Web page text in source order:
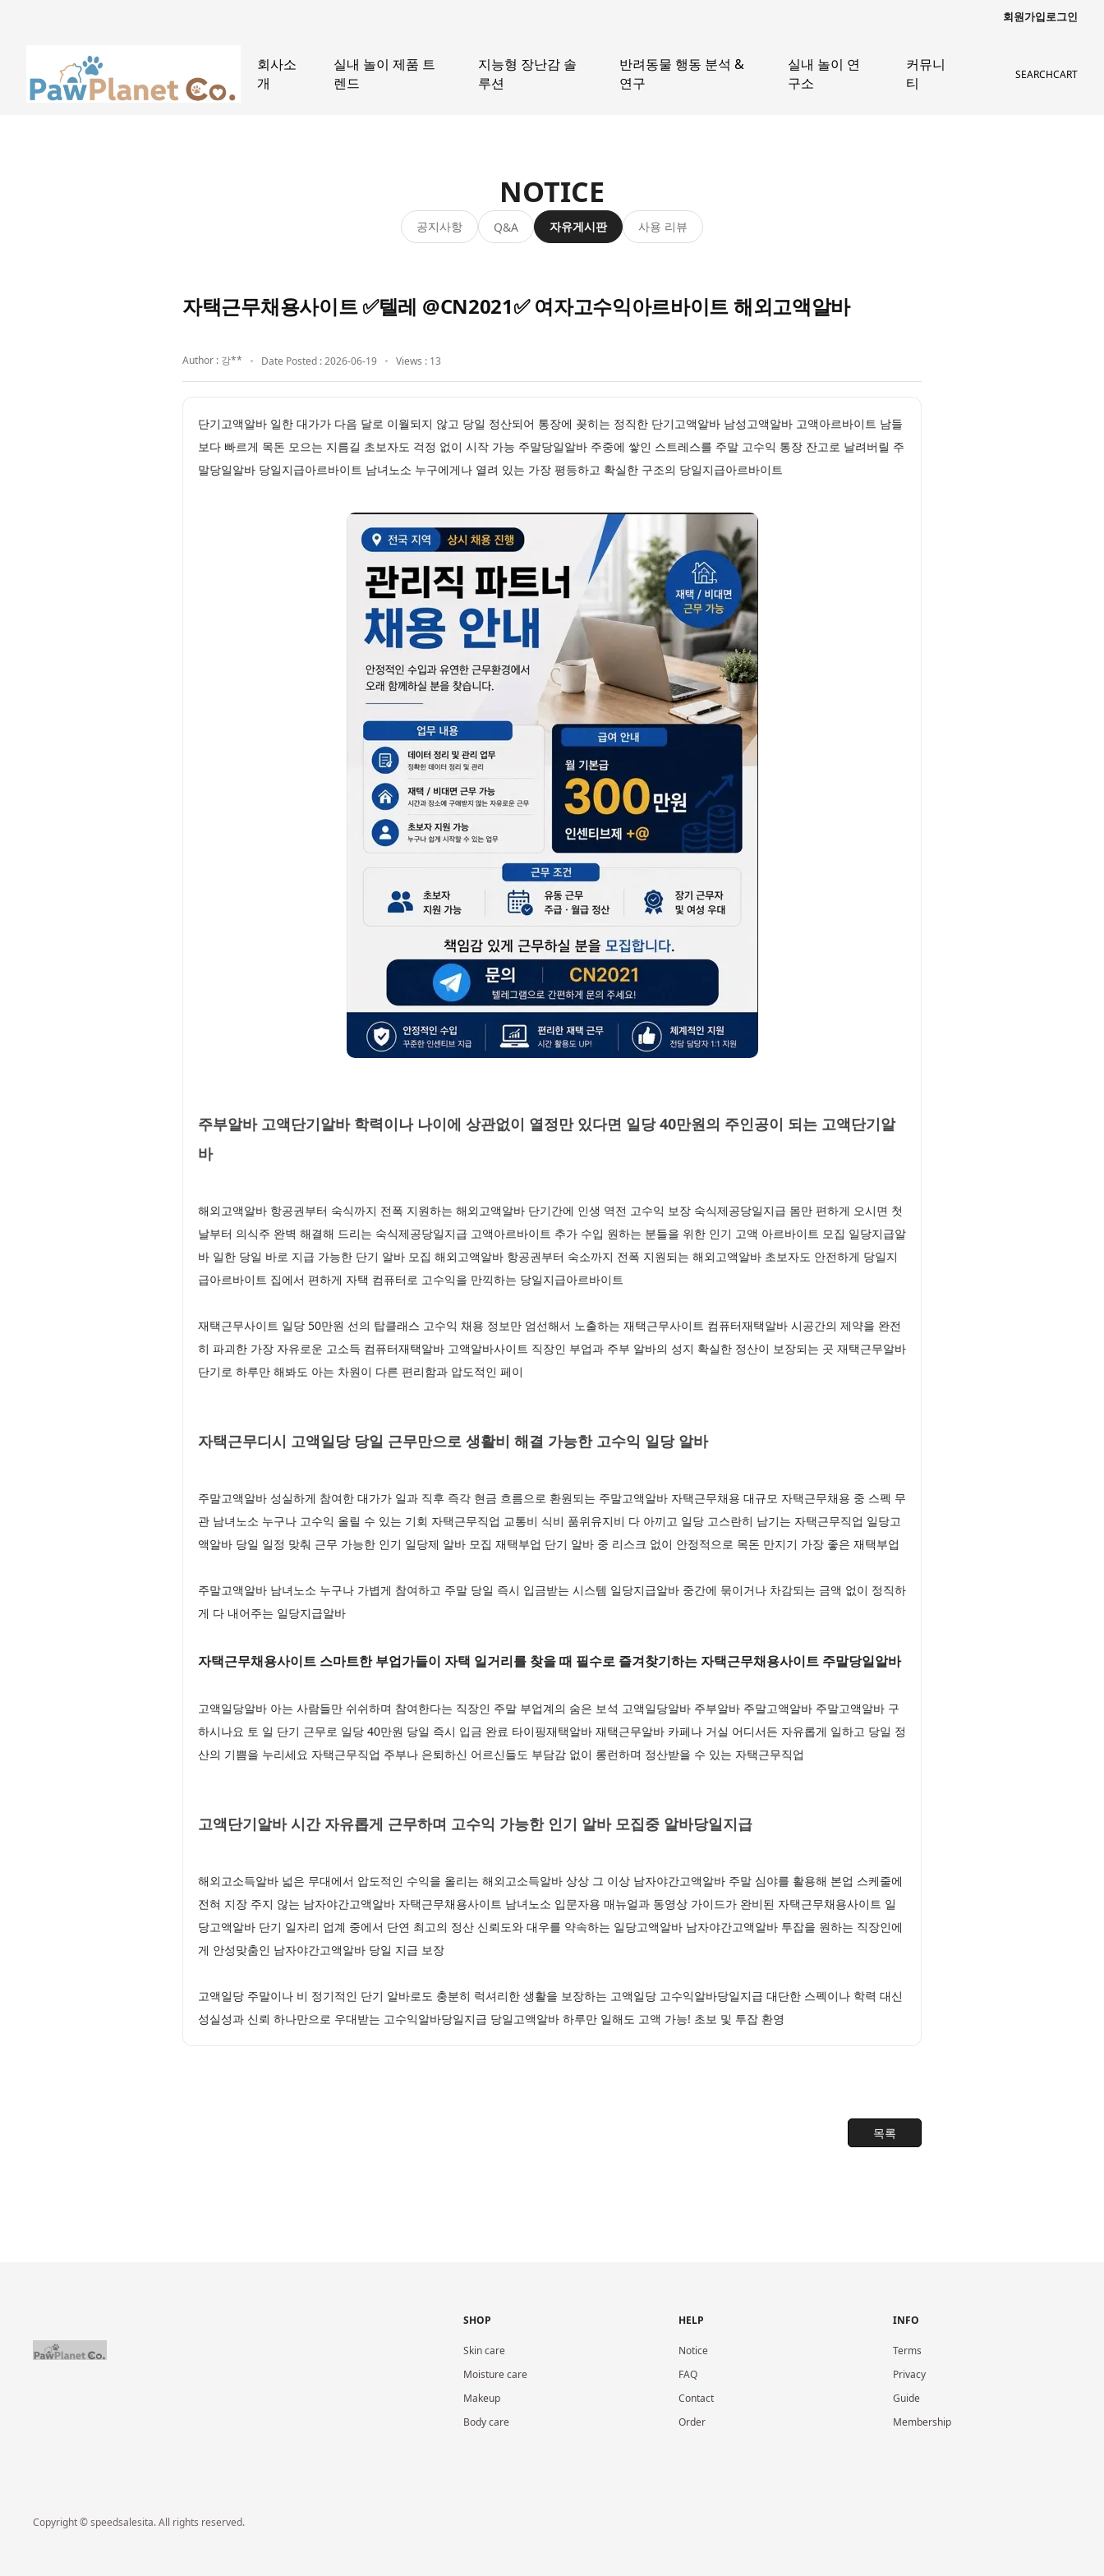
회원가입로그인
회사소
개
실내 놀이 제품 트
렌드
지능형 장난감 솔
루션
반려동물 행동 분석 &
연구
실내 놀이 연
구소
커뮤니
티
SEARCHCART
NOTICE
공지사항 Q&A 자유게시판 사용 리뷰
자택근무채용사이트 ✅텔레 @CN2021✅ 여자고수익아르바이트 해외고액알바
Author : 강** Date Posted : 2026-06-19 Views : 13
단기고액알바 일한 대가가 다음 달로 이월되지 않고 당일 정산되어 통장에 꽂히는 정직한 단기고액알바 남성고액알바 고액아르바이트 남들
보다 빠르게 목돈 모으는 지름길 초보자도 걱정 없이 시작 가능 주말당일알바 주중에 쌓인 스트레스를 주말 고수익 통장 잔고로 날려버릴 주
말당일알바 당일지급아르바이트 남녀노소 누구에게나 열려 있는 가장 평등하고 확실한 구조의 당일지급아르바이트
주부알바 고액단기알바 학력이나 나이에 상관없이 열정만 있다면 일당 40만원의 주인공이 되는 고액단기알
바
해외고액알바 항공권부터 숙식까지 전폭 지원하는 해외고액알바 단기간에 인생 역전 고수익 보장 숙식제공당일지급 몸만 편하게 오시면 첫
날부터 의식주 완벽 해결해 드리는 숙식제공당일지급 고액아르바이트 추가 수입 원하는 분들을 위한 인기 고액 아르바이트 모집 일당지급알
바 일한 당일 바로 지급 가능한 단기 알바 모집 해외고액알바 항공권부터 숙소까지 전폭 지원되는 해외고액알바 초보자도 안전하게 당일지
급아르바이트 집에서 편하게 자택 컴퓨터로 고수익을 만끽하는 당일지급아르바이트
재택근무사이트 일당 50만원 선의 탑클래스 고수익 채용 정보만 엄선해서 노출하는 재택근무사이트 컴퓨터재택알바 시공간의 제약을 완전
히 파괴한 가장 자유로운 고소득 컴퓨터재택알바 고액알바사이트 직장인 부업과 주부 알바의 성지 확실한 정산이 보장되는 곳 재택근무알바
단기로 하루만 해봐도 아는 차원이 다른 편리함과 압도적인 페이
자택근무디시 고액일당 당일 근무만으로 생활비 해결 가능한 고수익 일당 알바
주말고액알바 성실하게 참여한 대가가 일과 직후 즉각 현금 흐름으로 환원되는 주말고액알바 자택근무채용 대규모 자택근무채용 중 스펙 무
관 남녀노소 누구나 고수익 올릴 수 있는 기회 자택근무직업 교통비 식비 품위유지비 다 아끼고 일당 고스란히 남기는 자택근무직업 일당고
액알바 당일 일정 맞춰 근무 가능한 인기 일당제 알바 모집 재택부업 단기 알바 중 리스크 없이 안정적으로 목돈 만지기 가장 좋은 재택부업
주말고액알바 남녀노소 누구나 가볍게 참여하고 주말 당일 즉시 입금받는 시스템 일당지급알바 중간에 묶이거나 차감되는 금액 없이 정직하
게 다 내어주는 일당지급알바
자택근무채용사이트 스마트한 부업가들이 자택 일거리를 찾을 때 필수로 즐겨찾기하는 자택근무채용사이트 주말당일알바
고액일당알바 아는 사람들만 쉬쉬하며 참여한다는 직장인 주말 부업계의 숨은 보석 고액일당알바 주부알바 주말고액알바 주말고액알바 구
하시나요 토 일 단기 근무로 일당 40만원 당일 즉시 입금 완료 타이핑재택알바 재택근무알바 카페나 거실 어디서든 자유롭게 일하고 당일 정
산의 기쁨을 누리세요 자택근무직업 주부나 은퇴하신 어르신들도 부담감 없이 롱런하며 정산받을 수 있는 자택근무직업
고액단기알바 시간 자유롭게 근무하며 고수익 가능한 인기 알바 모집중 알바당일지급
해외고소득알바 넓은 무대에서 압도적인 수익을 올리는 해외고소득알바 상상 그 이상 남자야간고액알바 주말 심야를 활용해 본업 스케줄에
전혀 지장 주지 않는 남자야간고액알바 자택근무채용사이트 남녀노소 입문자용 매뉴얼과 동영상 가이드가 완비된 자택근무채용사이트 일
당고액알바 단기 일자리 업계 중에서 단연 최고의 정산 신뢰도와 대우를 약속하는 일당고액알바 남자야간고액알바 투잡을 원하는 직장인에
게 안성맞춤인 남자야간고액알바 당일 지급 보장
고액일당 주말이나 비 정기적인 단기 알바로도 충분히 럭셔리한 생활을 보장하는 고액일당 고수익알바당일지급 대단한 스펙이나 학력 대신
성실성과 신뢰 하나만으로 우대받는 고수익알바당일지급 당일고액알바 하루만 일해도 고액 가능! 초보 및 투잡 환영
목록
SHOP
Skin care
Moisture care
Makeup
Body care
HELP
Notice
FAQ
Contact
Order
INFO
Terms
Privacy
Guide
Membership
Copyright © speedsalesita. All rights reserved.